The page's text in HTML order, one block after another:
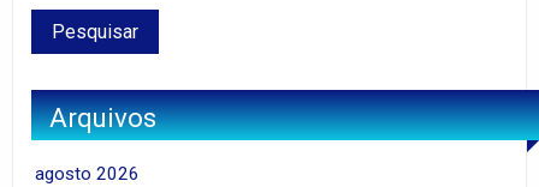
Arquivos
agosto 2026